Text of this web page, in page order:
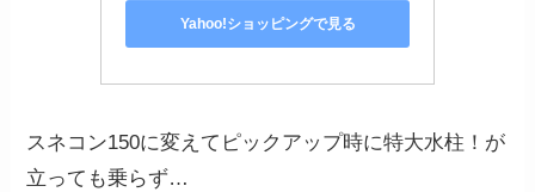
Yahoo!ショッピングで見る
スネコン150に変えてピックアップ時に特大水柱！が
立っても乗らず…